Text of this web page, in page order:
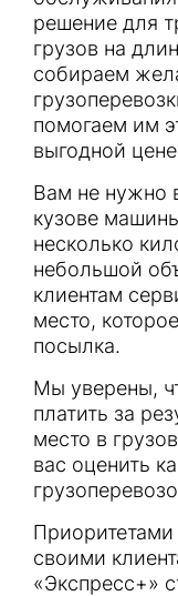
решение для
грузов на
собираем
помогаем им
выгодной
Вам не нужно
кузове
несколько
небольшой
клиентам
место,
посылка.
Мы уверены,
платить за
место в
вас оценить
своими
«Экспресс+»